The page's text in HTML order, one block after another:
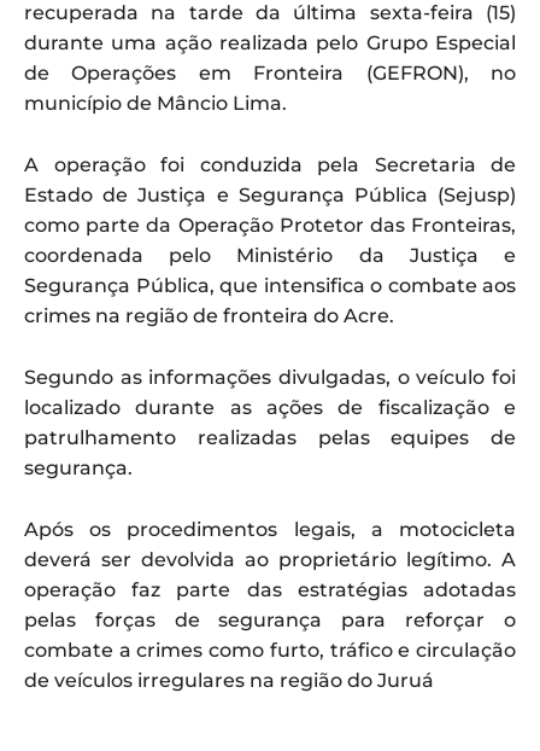
recuperada na tarde da última sexta-feira (15)
durante uma ação realizada pelo Grupo Especial
de Operações em Fronteira (GEFRON), no
município de Mâncio Lima.
A operação foi conduzida pela Secretaria de
Estado de Justiça e Segurança Pública (Sejusp)
como parte da Operação Protetor das Fronteiras,
coordenada pelo Ministério da Justiça e
Segurança Pública, que intensifica o combate aos
crimes na região de fronteira do Acre.
Segundo as informações divulgadas, o veículo foi
localizado durante as ações de fiscalização e
patrulhamento realizadas pelas equipes de
segurança.
Após os procedimentos legais, a motocicleta
deverá ser devolvida ao proprietário legítimo. A
operação faz parte das estratégias adotadas
pelas forças de segurança para reforçar o
combate a crimes como furto, tráfico e circulação
de veículos irregulares na região do Juruá